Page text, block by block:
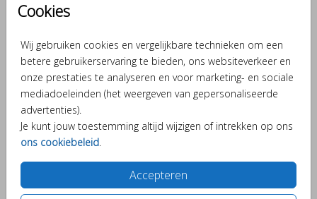
Cookies
Wij gebruiken cookies en vergelijkbare technieken om een
betere gebruikerservaring te bieden, ons websiteverkeer en
onze prestaties te analyseren en voor marketing- en sociale
mediadoeleinden (het weergeven van gepersonaliseerde
advertenties).
Je kunt jouw toestemming altijd wijzigen of intrekken op ons
ons cookiebeleid.
Accepteren
Naturel (recycled) 15,6 X 22
Helaas is dit product tijdelijk uitverkocht!
Heb je vragen? Neem dan contact met ons op.
Verschillende elementjes om je kaartje bijzonder te
maken.
OMSCHRIJVING